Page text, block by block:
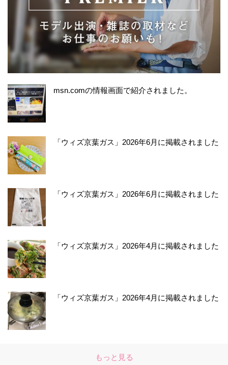
msn.comの情報画面で紹介されました。
「ウィズ京葉ガス」2026年6月に掲載されました
「ウィズ京葉ガス」2026年6月に掲載されました
「ウィズ京葉ガス」2026年4月に掲載されました
「ウィズ京葉ガス」2026年4月に掲載されました
もっと見る